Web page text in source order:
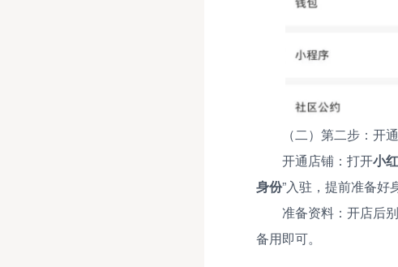
（二）第二步：开
开通店铺：打开小
身份”入驻，提前准备好
准备资料：开店后
备用即可。